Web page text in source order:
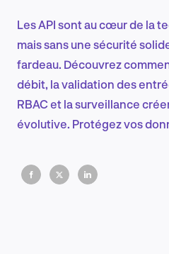
EN
Les API sont au cœur de la
mais sans une sécurité
fardeau. Découvrez
débit, la validation des
RBAC et la surveillance
évolutive. Protégez vos
éprouvées.